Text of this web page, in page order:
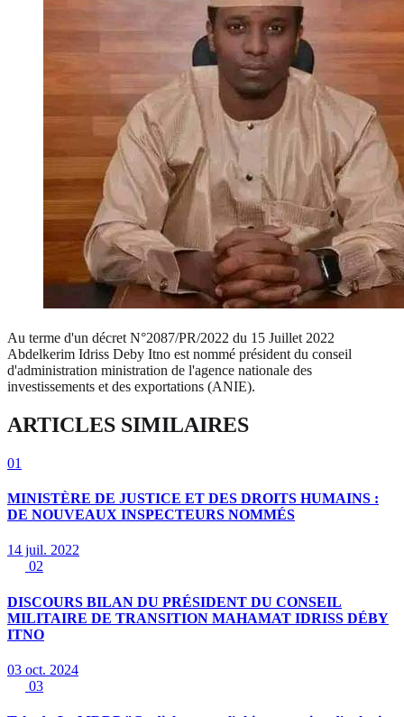
Au terme d'un décret N°2087/PR/2022 du 15 Juillet 2022
Abdelkerim Idriss Deby Itno est nommé président du conseil
d'administration ministration de l'agence nationale des
investissements et des exportations (ANIE).
ARTICLES SIMILAIRES
01
MINISTÈRE DE JUSTICE ET DES DROITS HUMAINS :
DE NOUVEAUX INSPECTEURS NOMMÉS
14 juil. 2022
02
DISCOURS BILAN DU PRÉSIDENT DU CONSEIL
MILITAIRE DE TRANSITION MAHAMAT IDRISS DÉBY
ITNO
03 oct. 2024
03